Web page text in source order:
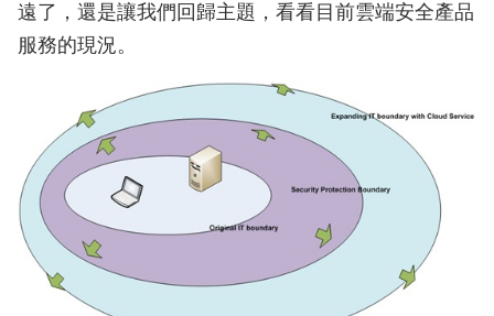
遠了，還是讓我們回歸主題，看看目前雲端安全產品
服務的現況。